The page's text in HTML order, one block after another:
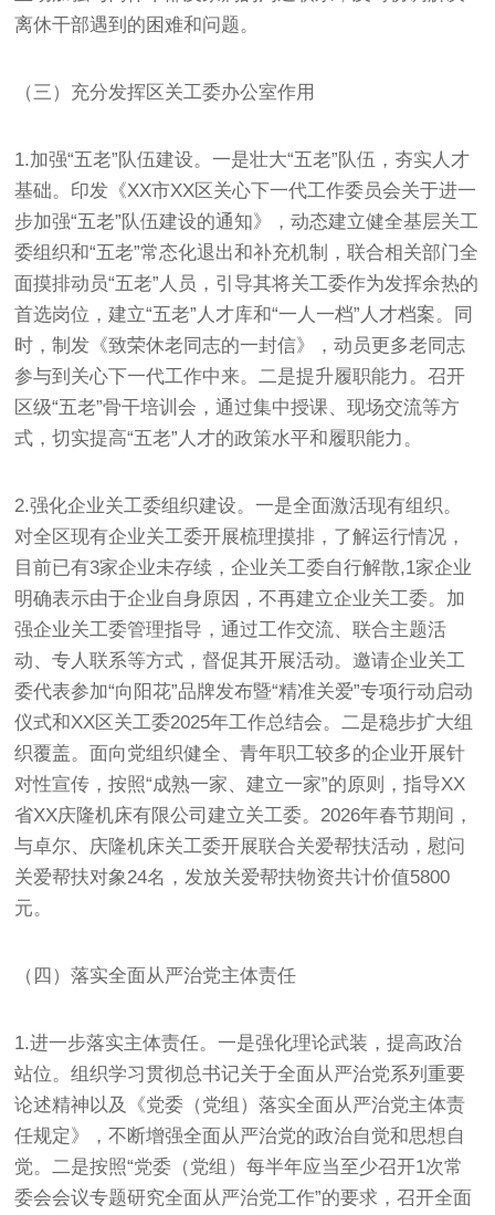
离休干部遇到的困难和问题。
（三）充分发挥区关工委办公室作用
1.加强“五老”队伍建设。一是壮大“五老”队伍，夯实人才
基础。印发《XX市XX区关心下一代工作委员会关于进一
步加强“五老”队伍建设的通知》，动态建立健全基层关工
委组织和“五老”常态化退出和补充机制，联合相关部门全
面摸排动员“五老”人员，引导其将关工委作为发挥余热的
首选岗位，建立“五老”人才库和“一人一档”人才档案。同
时，制发《致荣休老同志的一封信》，动员更多老同志
参与到关心下一代工作中来。二是提升履职能力。召开
区级“五老”骨干培训会，通过集中授课、现场交流等方
式，切实提高“五老”人才的政策水平和履职能力。
2.强化企业关工委组织建设。一是全面激活现有组织。
对全区现有企业关工委开展梳理摸排，了解运行情况，
目前已有3家企业未存续，企业关工委自行解散,1家企业
明确表示由于企业自身原因，不再建立企业关工委。加
强企业关工委管理指导，通过工作交流、联合主题活
动、专人联系等方式，督促其开展活动。邀请企业关工
委代表参加“向阳花”品牌发布暨“精准关爱”专项行动启动
仪式和XX区关工委2025年工作总结会。二是稳步扩大组
织覆盖。面向党组织健全、青年职工较多的企业开展针
对性宣传，按照“成熟一家、建立一家”的原则，指导XX
省XX庆隆机床有限公司建立关工委。2026年春节期间，
与卓尔、庆隆机床关工委开展联合关爱帮扶活动，慰问
关爱帮扶对象24名，发放关爱帮扶物资共计价值5800
元。
（四）落实全面从严治党主体责任
1.进一步落实主体责任。一是强化理论武装，提高政治
站位。组织学习贯彻总书记关于全面从严治党系列重要
论述精神以及《党委（党组）落实全面从严治党主体责
任规定》，不断增强全面从严治党的政治自觉和思想自
觉。二是按照“党委（党组）每半年应当至少召开1次常
委会会议专题研究全面从严治党工作”的要求，召开全面